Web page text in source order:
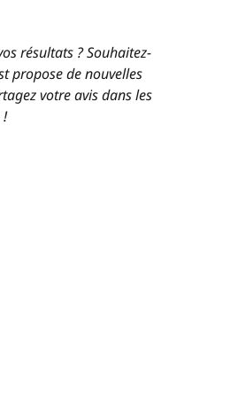
résultats ? Souhaitez-
propose de nouvelles
votre avis dans les
!